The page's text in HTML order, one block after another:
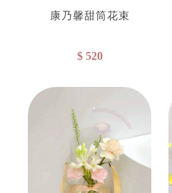
康乃馨甜筒花束
$ 520